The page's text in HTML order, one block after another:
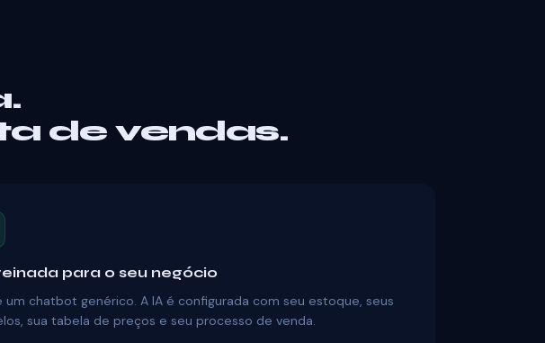
de vendas.
para o seu negócio
um chatbot genérico. A IA é configurada com seu estoque, seus
sua tabela de preços e seu processo de venda.